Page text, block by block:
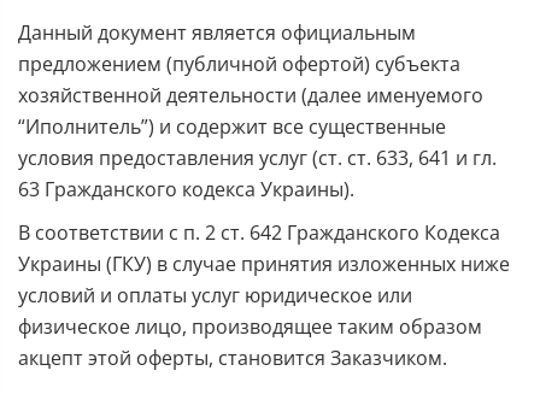
Данный документ является официальным
предложением (публичной офертой) субъекта
хозяйственной деятельности (далее именуемого
“Иполнитель”) и содержит все существенные
условия предоставления услуг (ст. ст. 633, 641 и гл.
63 Гражданского кодекса Украины).
В соответствии с п. 2 ст. 642 Гражданского Кодекса
Украины (ГКУ) в случае принятия изложенных ниже
условий и оплаты услуг юридическое или
физическое лицо, производящее таким образом
акцепт этой оферты, становится Заказчиком.